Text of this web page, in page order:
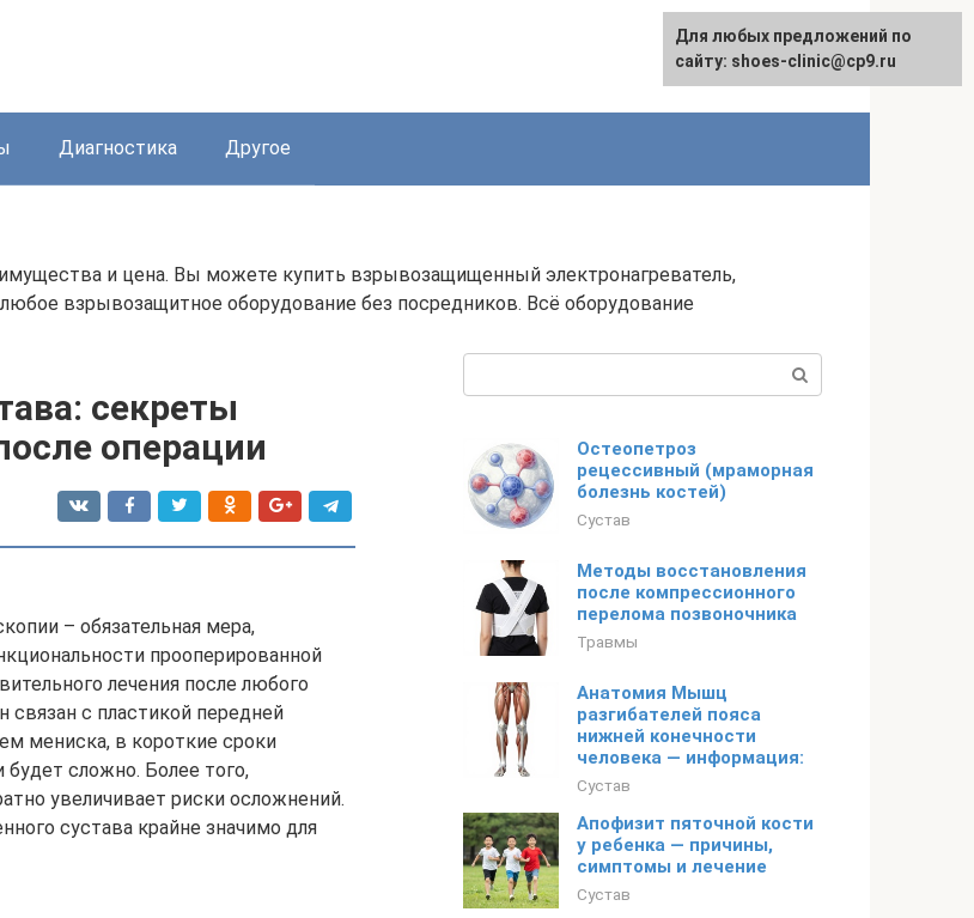
Диагностика Другое
и цена. Вы можете купить взрывозащищенный электронагреватель,
взрывозащитное оборудование без посредников. Всё оборудование
секреты
операции
– обязательная мера,
прооперированной
лечения после любого
связан с пластикой передней
мениска, в короткие сроки
сложно. Более того,
увеличивает риски осложнений.
сустава крайне значимо для
Остеопетроз
рецессивный (мраморная
болезнь костей)
Сустав
Методы восстановления
после компрессионного
перелома позвоночника
Травмы
Анатомия Мышц
разгибателей пояса
нижней конечности
человека — информация:
Сустав
Апофизит пяточной кости
у ребенка — причины,
симптомы и лечение
Сустав
Для любых предложений по
сайту: shoes-clinic@cp9.ru